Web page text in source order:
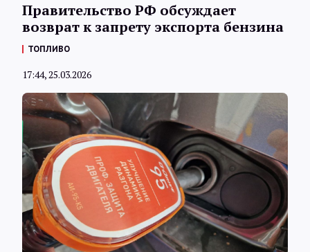
Статьи
Обзоры
Интервью
Карты
Правительство РФ обсуждает
возврат к запрету экспорта бензина
ТОПЛИВО
17:44, 25.03.2026